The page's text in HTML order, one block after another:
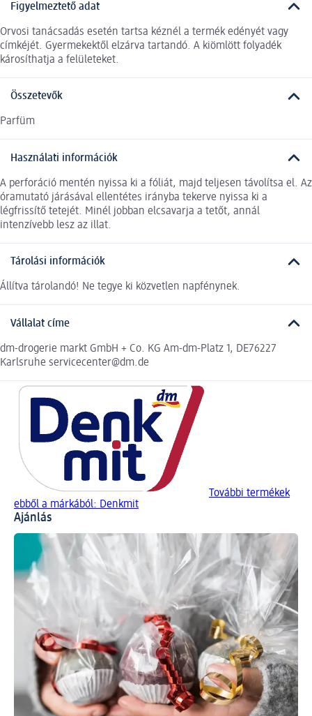
Figyelmeztető adat
Orvosi tanácsadás esetén tartsa kéznél a termék edényét vagy
címkéjét. Gyermekektől elzárva tartandó. A kiömlött folyadék
károsíthatja a felületeket.
Összetevők
Parfüm
Használati információk
A perforáció mentén nyissa ki a fóliát, majd teljesen távolítsa el. Az
óramutató járásával ellentétes irányba tekerve nyissa ki a
légfrissítő tetejét. Minél jobban elcsavarja a tetőt, annál
intenzívebb lesz az illat.
Tárolási információk
Állítva tárolandó! Ne tegye ki közvetlen napfénynek.
Vállalat címe
dm-drogerie markt GmbH + Co. KG Am-dm-Platz 1, DE76227
Karlsruhe servicecenter@dm.de
További termékek
ebből a márkából: Denkmit
Ajánlás